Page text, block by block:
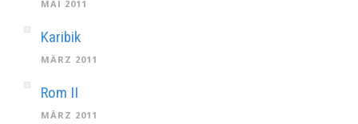
MAI 2011
Karibik
MÄRZ 2011
Rom II
MÄRZ 2011